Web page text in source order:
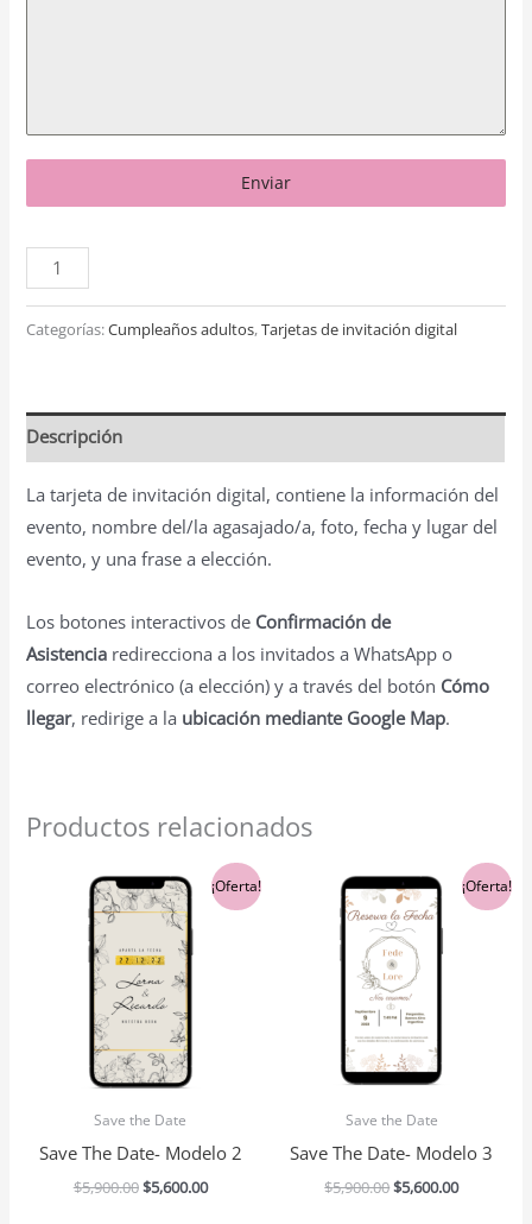
Enviar
Categorías:Cumpleaños adultos,Tarjetas de invitación digital
Descripción
La tarjeta de invitación digital, contiene la información del
evento, nombre del/la agasajado/a, foto, fecha y lugar del
evento, y una frase a elección.
Los botones interactivos de Confirmación de
Asistencia redirecciona a los invitados a WhatsApp o
correo electrónico (a elección) y a través del botón Cómo
llegar, redirige a la ubicación mediante Google Map.
Productos relacionados
¡Oferta!
Save the Date
Save The Date- Modelo 2
$5,900.00
El
precio
original
$5,900.00.
$5,600.00
El
precio
¡Oferta!
Save the Date
Save The Date- Modelo 3
$5,900.00
El
precio
original
era:
$5,900.00.
$5,600.00
El
precio